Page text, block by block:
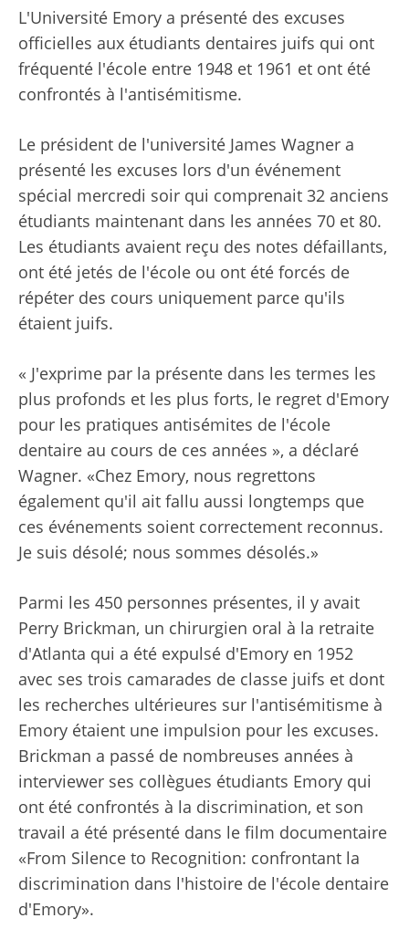
L'Université Emory a présenté des excuses
officielles aux étudiants dentaires juifs qui ont
fréquenté l'école entre 1948 et 1961 et ont été
confrontés à l'antisémitisme.
Le président de l'université James Wagner a
présenté les excuses lors d'un événement
spécial mercredi soir qui comprenait 32 anciens
étudiants maintenant dans les années 70 et 80.
Les étudiants avaient reçu des notes défaillants,
ont été jetés de l'école ou ont été forcés de
répéter des cours uniquement parce qu'ils
étaient juifs.
« J'exprime par la présente dans les termes les
plus profonds et les plus forts, le regret d'Emory
pour les pratiques antisémites de l'école
dentaire au cours de ces années », a déclaré
Wagner. «Chez Emory, nous regrettons
également qu'il ait fallu aussi longtemps que
ces événements soient correctement reconnus.
Je suis désolé; nous sommes désolés.»
Parmi les 450 personnes présentes, il y avait
Perry Brickman, un chirurgien oral à la retraite
d'Atlanta qui a été expulsé d'Emory en 1952
avec ses trois camarades de classe juifs et dont
les recherches ultérieures sur l'antisémitisme à
Emory étaient une impulsion pour les excuses.
Brickman a passé de nombreuses années à
interviewer ses collègues étudiants Emory qui
ont été confrontés à la discrimination, et son
travail a été présenté dans le film documentaire
«From Silence to Recognition: confrontant la
discrimination dans l'histoire de l'école dentaire
d'Emory».